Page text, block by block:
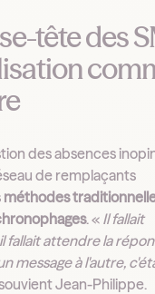
tête des
des absences
de remplaçants
méthodes
. « Il fallait
fallait attendre la
message à l'autre,
Jean-Philippe.